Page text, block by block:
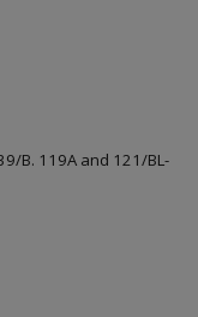
B. 119A and 121/BL-